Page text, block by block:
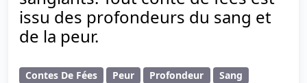
issu des profondeurs du sang et
de la peur.
Contes De Fées Peur Profondeur
Sang